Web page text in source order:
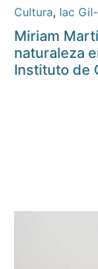
Cultura, Iac
Miriam
naturaleza
Instituto de